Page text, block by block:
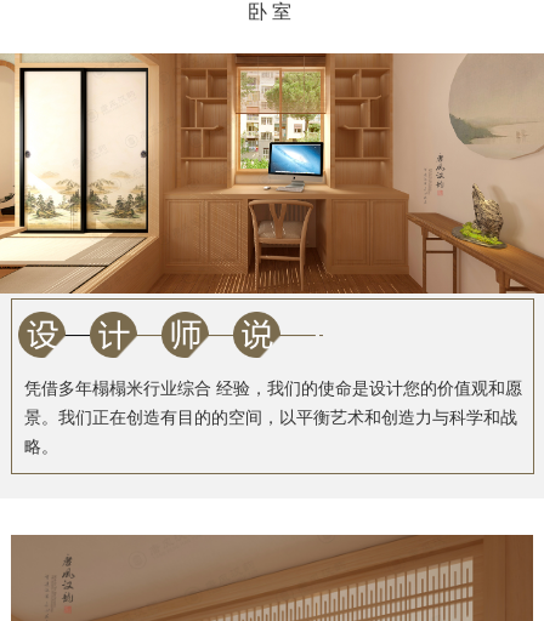
卧室
凭借多年榻榻米行业综合 经验，我们的使命是设计您的价值观和愿
景。我们正在创造有目的的空间，以平衡艺术和创造力与科学和战
略。